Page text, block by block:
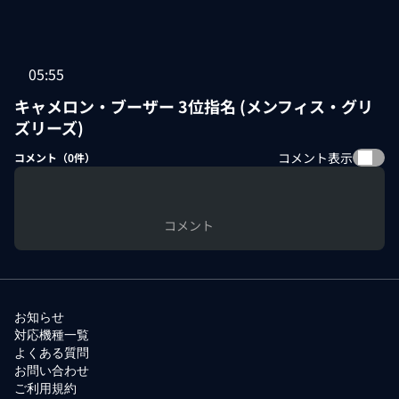
05:55
キャメロン・ブーザー 3位指名 (メンフィス・グリ
ズリーズ)
コメント（0件） コメント表示
コメント
お知らせ
対応機種一覧
よくある質問
お問い合わせ
ご利用規約